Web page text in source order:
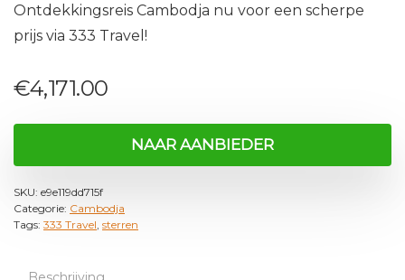
Ontdekkingsreis Cambodja nu voor een scherpe
prijs via 333 Travel!
€4,171.00
NAAR AANBIEDER
SKU: e9e119dd715f
Categorie: Cambodja
Tags: 333 Travel sterren